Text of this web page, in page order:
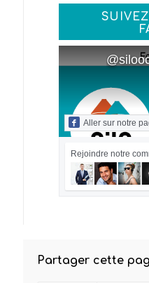
Aller sur notre
Rejoindre notre
Partager cette